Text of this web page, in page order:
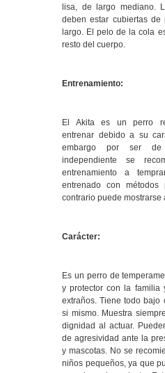
lisa, de largo mediano.
deben estar cubiertas de
largo. El pelo de la cola
resto del cuerpo.
Entrenamiento:
El Akita es un perro
entrenar debido a su
embargo por ser
independiente se
entrenamiento a
entrenado con
contrario puede mostrarse
Carácter:
Es un perro de
y protector con la familia
extraños. Tiene todo bajo
si mismo. Muestra
dignidad al actuar.
de agresividad ante la
y mascotas. No se
niños pequeños, ya que